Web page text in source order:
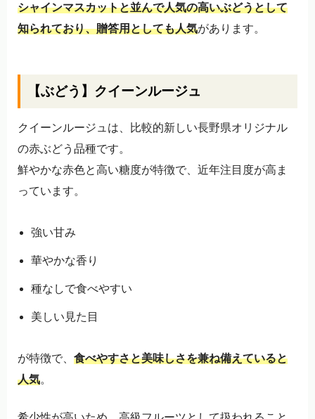
シャインマスカットと並んで人気の高いぶどうとして
知られており、贈答用としても人気があります。
【ぶどう】クイーンルージュ
クイーンルージュは、比較的新しい長野県オリジナル
の赤ぶどう品種です。
鮮やかな赤色と高い糖度が特徴で、近年注目度が高ま
っています。
強い甘み
華やかな香り
種なしで食べやすい
美しい見た目
が特徴で、 食べやすさと美味しさを兼ね備えていると
人気。